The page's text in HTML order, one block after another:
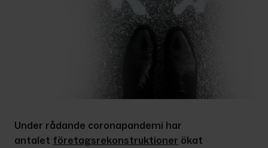
Under rådande coronapandemi har
antalet företagsrekonstruktioner ökat